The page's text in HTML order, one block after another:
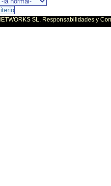
SL. Responsabilidades y